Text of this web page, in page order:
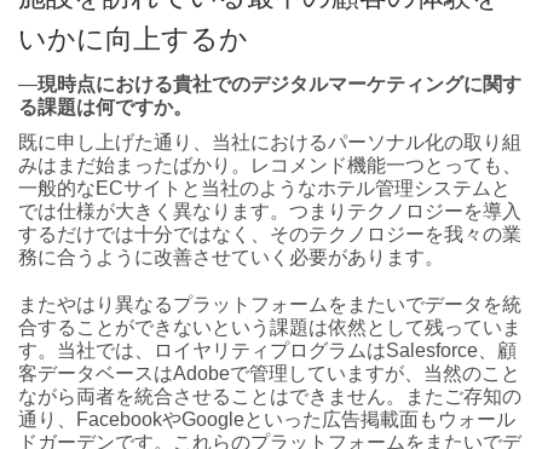
いかに向上するか
―現時点における貴社でのデジタルマーケティングに関す
る課題は何ですか。
既に申し上げた通り、当社におけるパーソナル化の取り組
みはまだ始まったばかり。レコメンド機能一つとっても、
一般的なECサイトと当社のようなホテル管理システムと
では仕様が大きく異なります。つまりテクノロジーを導入
するだけでは十分ではなく、そのテクノロジーを我々の業
務に合うように改善させていく必要があります。
またやはり異なるプラットフォームをまたいでデータを統
合することができないという課題は依然として残っていま
す。当社では、ロイヤリティプログラムはSalesforce、顧
客データベースはAdobeで管理していますが、当然のこと
ながら両者を統合させることはできません。またご存知の
通り、FacebookやGoogleといった広告掲載面もウォール
ドガーデンです。これらのプラットフォームをまたいでデ